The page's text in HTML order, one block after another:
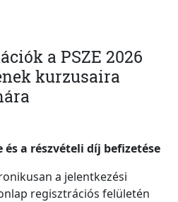
a PSZE 2026
kurzusaira
és a részvételi díj befizetése
a jelentkezési
regisztrációs felületén